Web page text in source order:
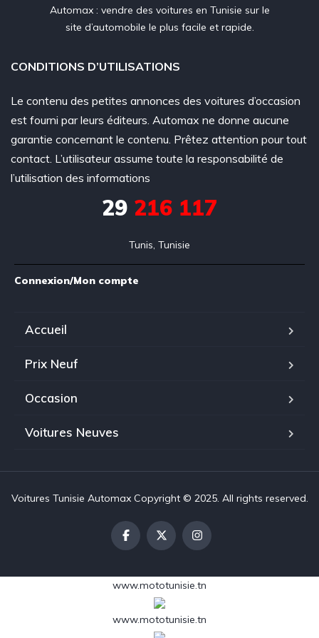
Automax : vendre des voitures en Tunisie sur le
site d’automobile le plus facile et rapide.
CONDITIONS D’UTILISATIONS
Le contenu des petites annonces des voitures d’occasion
est fourni par leurs éditeurs. Automax ne donne aucune
garantie concernant le contenu. Prêtez attention pour tout
contact. L’utilisateur assume toute la responsabilité de
l’utilisation des informations
29 216 117
Tunis, Tunisie
Connexion/Mon compte
Accueil
Prix Neuf
Occasion
Voitures Neuves
Voitures Tunisie Automax Copyright © 2025. All rights reserved.
www.mototunisie.tn
www.mototunisie.tn